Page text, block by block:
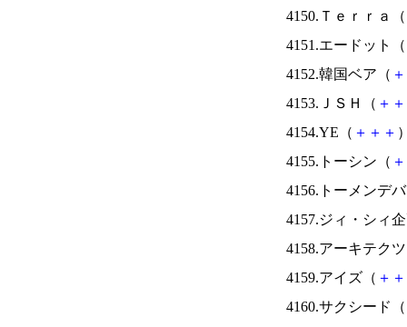
4150.Ｔｅｒｒａ（
4151.エードット（
4152.韓国ベア（ ＋
4153.ＪＳＨ（ ＋ ＋
4154.YE（ ＋ ＋ ＋
4155.トーシン（ ＋
4156.トーメンデ
4157.ジィ・シィ
4158.アーキテク
4159.アイズ（ ＋ ＋
4160.サクシード（